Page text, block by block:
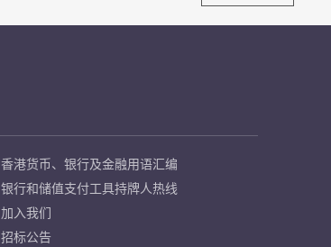
香港货币、银行及金融用语汇编
银行和储值支付工具持牌人热线
加入我们
招标公告